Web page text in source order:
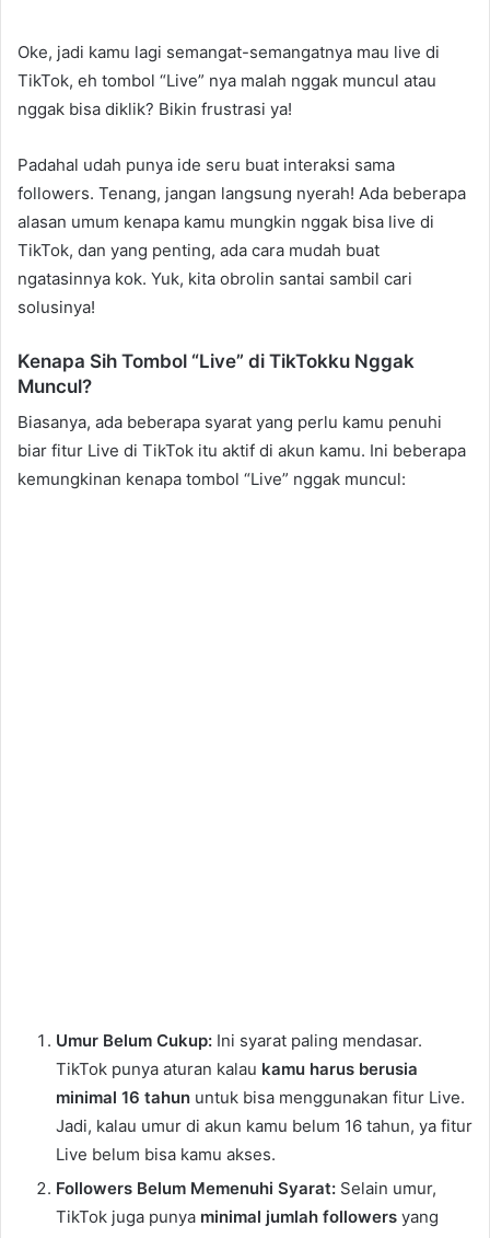
Oke, jadi kamu lagi semangat-semangatnya mau live di
TikTok, eh tombol “Live” nya malah nggak muncul atau
nggak bisa diklik? Bikin frustrasi ya!
Padahal udah punya ide seru buat interaksi sama
followers. Tenang, jangan langsung nyerah! Ada beberapa
alasan umum kenapa kamu mungkin nggak bisa live di
TikTok, dan yang penting, ada cara mudah buat
ngatasinnya kok. Yuk, kita obrolin santai sambil cari
solusinya!
Kenapa Sih Tombol “Live” di TikTokku Nggak
Muncul?
Biasanya, ada beberapa syarat yang perlu kamu penuhi
biar fitur Live di TikTok itu aktif di akun kamu. Ini beberapa
kemungkinan kenapa tombol “Live” nggak muncul:
Umur Belum Cukup: Ini syarat paling mendasar.
TikTok punya aturan kalau kamu harus berusia
minimal 16 tahun untuk bisa menggunakan fitur Live.
Jadi, kalau umur di akun kamu belum 16 tahun, ya fitur
Live belum bisa kamu akses.
Followers Belum Memenuhi Syarat: Selain umur,
TikTok juga punya minimal jumlah followers yang